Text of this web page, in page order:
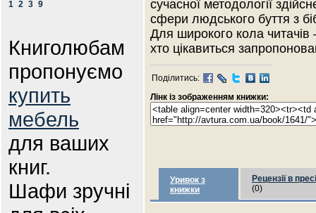
1 2 3 9
Книголюбам
пропонуємо
купить
мебель
для ваших
книг.
Шафи зручні
сучасної методології
сфери людського буття з
Для широкого кола читачів
хто цікавиться
Поділитись:
Лінк із зображенням книжки:
Уривок з
книжки
Рецензії в пресі
(0)